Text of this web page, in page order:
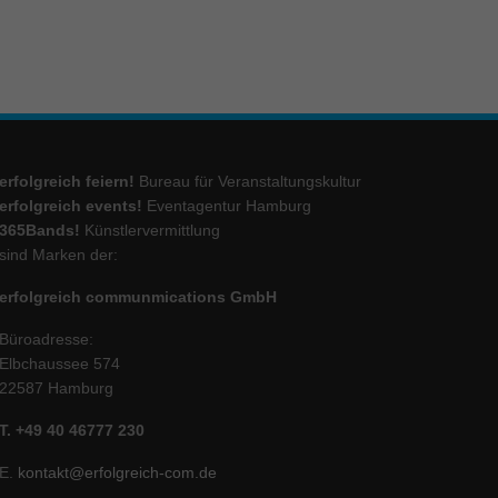
erfolgreich feiern! Bureau für Veranstaltungskultur
erfolgreich events! Eventagentur Hamburg
365Bands! Künstlervermittlung
sind Marken der:
erfolgreich communmications GmbH
Büroadresse:
Elbchaussee 574
22587 Hamburg
T. +49 40 46777 230
E. kontakt@erfolgreich-com.de